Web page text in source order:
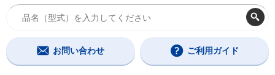
お問い合わせ ご利用ガイド